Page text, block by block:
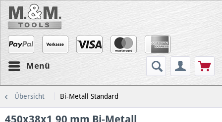
Menü
Übersicht Bi-Metall Standard
450x38x1,90 mm Bi-Metall